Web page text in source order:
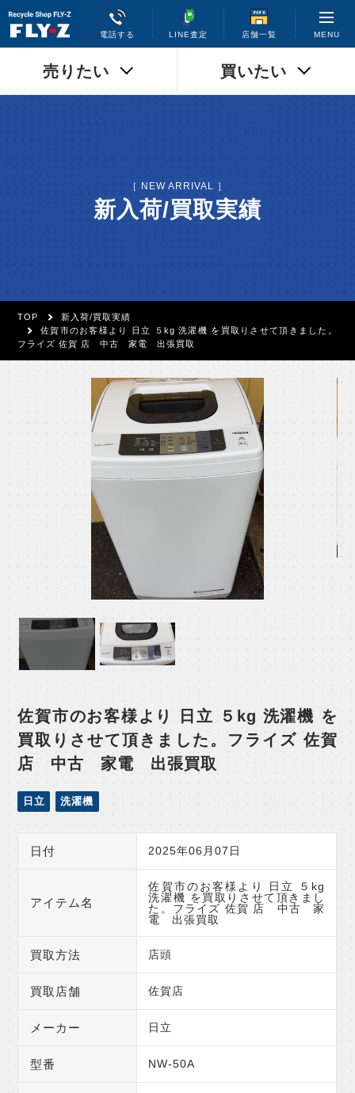
電話する LINE査定 店舗一覧 MENU
売りたい 買いたい
［ NEW ARRIVAL ］
新入荷/買取実績
TOP
新入荷/買取実績
佐賀市のお客様より 日立 ５kg 洗濯機 を買取りさせて頂きました。
フライズ 佐賀 店 中古 家電 出張買取
佐賀市のお客様より 日立 ５kg 洗濯機 を
買取りさせて頂きました。フライズ 佐賀
店 中古 家電 出張買取
日立 洗濯機
日付 2025年06月07日
アイテム名
佐賀市のお客様より 日立 ５kg
洗濯機 を買取りさせて頂きまし
た。フライズ 佐賀 店 中古 家
電 出張買取
買取方法 店頭
買取店舗 佐賀店
メーカー 日立
型番 NW-50A